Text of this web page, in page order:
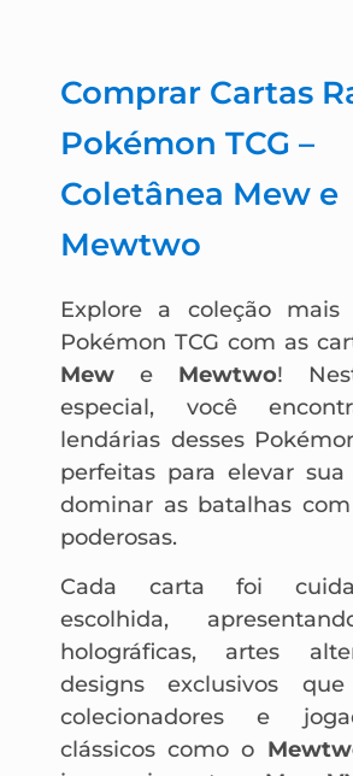
Comprar Cartas
Pokémon TCG –
Coletânea Mew e
Mewtwo
Explore a coleção
Pokémon TCG com as
Mew e Mewtwo!
especial, você
lendárias desses
perfeitas para elevar
dominar as batalhas
poderosas.
Cada carta foi
escolhida,
holográficas, artes
designs exclusivos
colecionadores e
clássicos como o